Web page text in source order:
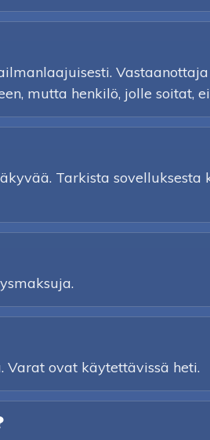
mutta henkilö, jolle soitat,
Tarkista sovelluksesta
ovat käytettävissä heti.